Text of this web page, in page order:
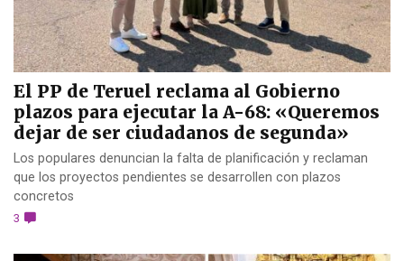
El PP de Teruel reclama al Gobierno
plazos para ejecutar la A-68: «Queremos
dejar de ser ciudadanos de segunda»
Los populares denuncian la falta de planificación y reclaman
que los proyectos pendientes se desarrollen con plazos
concretos
3